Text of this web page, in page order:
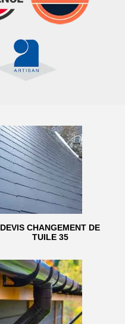
DEVIS CHANGEMENT DE
TUILE 35